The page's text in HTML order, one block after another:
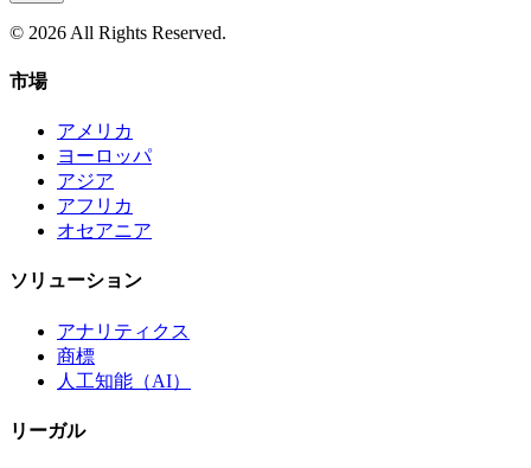
© 2026 All Rights Reserved.
市場
アメリカ
ヨーロッパ
アジア
アフリカ
オセアニア
ソリューション
アナリティクス
商標
人工知能（AI）
リーガル